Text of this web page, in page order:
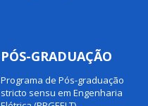
PÓS-GRADUAÇÃO
Programa de Pós-graduação
stricto sensu em Engenharia